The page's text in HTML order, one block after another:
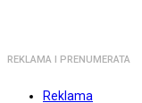
REKLAMA I PRENUMERATA
Reklama